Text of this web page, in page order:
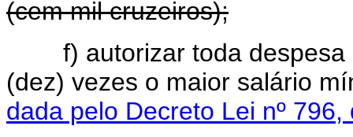
(cem mil cruzeiros);
f) autorizar toda
(dez) vezes o maior salário
dada pelo Decreto Lei nº